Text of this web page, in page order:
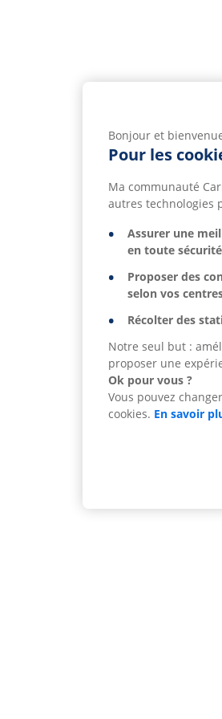
Bonjour et
Pour les
Ma communauté
autres technologies
Assurer une
en toute sécurité
Proposer des
selon vos
Récolter des
Notre seul but :
proposer une
Ok pour vous ?
Vous pouvez
cookies. En savoir